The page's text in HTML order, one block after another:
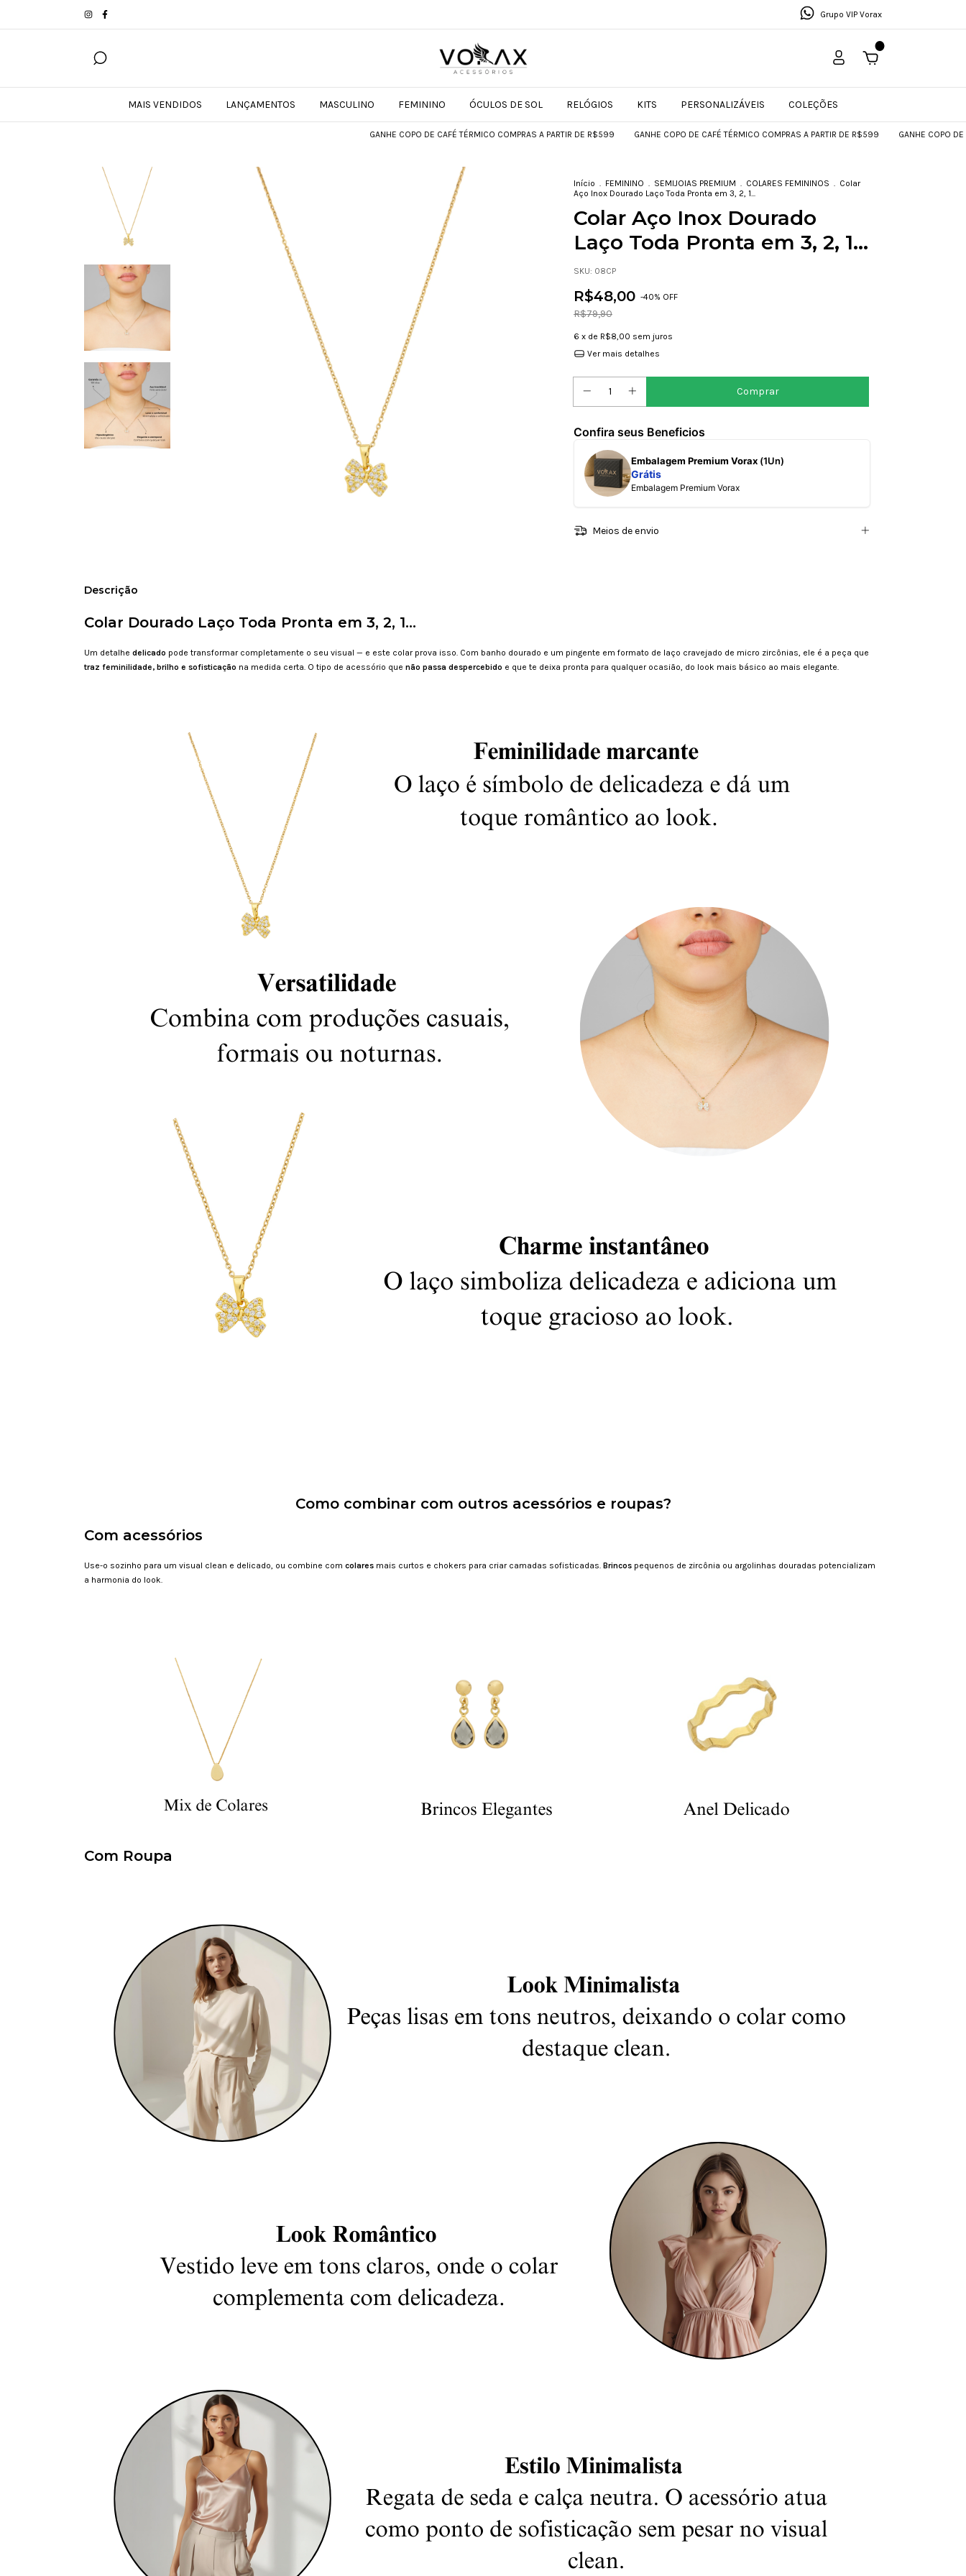
Grupo VIP Vorax
MAIS VENDIDOS LANÇAMENTOS MASCULINO FEMININO ÓCULOS DE SOL RELÓGIOS KITS PERSONALIZÁVEIS COLEÇÕES
GANHE COPO DE CAFÉ TÉRMICO COMPRAS A PARTIR DE R$599 GANHE COPO DE CAFÉ TÉRMICO COMPRAS A PARTIR DE R$599 GANHE COPO DE CAFÉ
Início . FEMININO . SEMIJOIAS PREMIUM . COLARES FEMININOS . Colar
Aço Inox Dourado Laço Toda Pronta em 3, 2, 1...
Colar Aço Inox Dourado
Laço Toda Pronta em 3, 2, 1...
SKU: 08CP
R$48,00 -40% OFF
R$79,90
6 x de R$8,00 sem juros
Ver mais detalhes
Confira seus Beneficios
Embalagem Premium Vorax (1Un)
Grátis
Embalagem Premium Vorax
Meios de envio
Descrição
Colar Dourado Laço Toda Pronta em 3, 2, 1...
Um detalhe delicado pode transformar completamente o seu visual — e este colar prova isso. Com banho dourado e um pingente em formato de laço cravejado de micro zircônias, ele é a peça que
traz feminilidade, brilho e sofisticação na medida certa. O tipo de acessório que não passa despercebido e que te deixa pronta para qualquer ocasião, do look mais básico ao mais elegante.
Como combinar com outros acessórios e roupas?
Com acessórios
Use-o sozinho para um visual clean e delicado, ou combine com colares mais curtos e chokers para criar camadas sofisticadas. Brincos pequenos de zircônia ou argolinhas douradas potencializam
a harmonia do look.
Com Roupa